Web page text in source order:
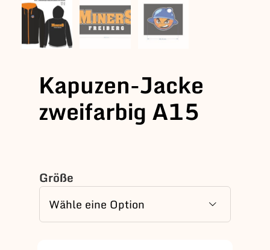
Kapuzen-Jacke
zweifarbig A15
Größe
